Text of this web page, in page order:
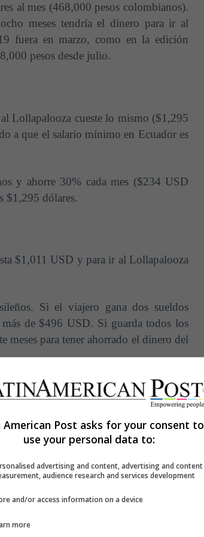
al mes (468,000 pesos colombianos).
meses tendría el dinero para ir al
fuera en marzo, como en la edición
pesos desde julio.
Lollapalooza cueste lo mismo ($1,295
a que el salario mínimo en Ecuador es
y ahorre 30% cada mes ($234 USD
$1,295 dólares.
$1,011 USD y para ir al Lollapalooza
Si el viajero gana dos sueldos
de $496 USD. Si guarda todos los
meses para tener ahorrado el dinero del
USD y el Lollapalooza de Chile
(casi $452 USD), es el más alto
sueldos mínimos al mes ($903 USD) y
poco más de tres meses para ir al
Si el Lollapalooza es en marzo,
octubre.
American Post asks for your consent to
use your personal data to:
advertising and content, advertising and content
audience research and services development
and/or access information on a device
more